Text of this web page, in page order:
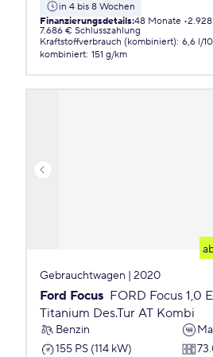
in 4 bis 8 Wochen
Finanzierungsdetails:48 Monate
7.686 € Schlusszahlung
Kraftstoffverbrauch (kombiniert): 6,6 l/
kombiniert: 151 g/km
Gebrauchtwagen | 2020
Ford Focus FORD Focus 1,0
Titanium Des.Tur AT Kombi
Benzin
155 PS (114 kW)